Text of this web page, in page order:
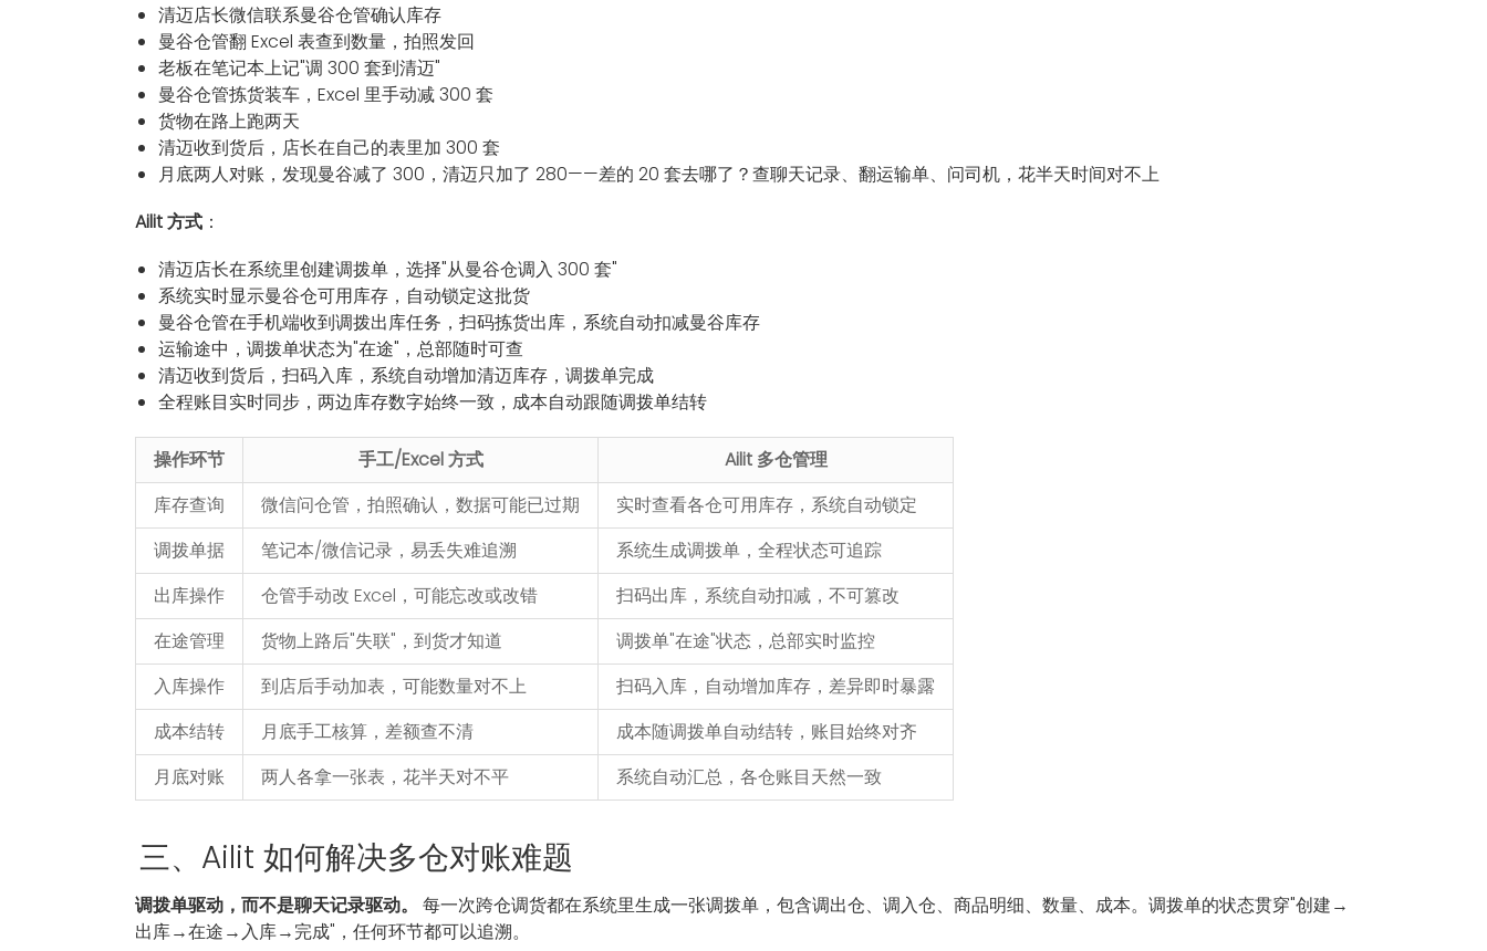
清迈店长微信联系曼谷仓管确认库存
曼谷仓管翻 Excel 表查到数量，拍照发回
老板在笔记本上记"调 300 套到清迈"
曼谷仓管拣货装车，Excel 里手动减 300 套
货物在路上跑两天
清迈收到货后，店长在自己的表里加 300 套
月底两人对账，发现曼谷减了 300，清迈只加了 280——差的 20 套去哪了？查聊天记录、翻运输单、问司机，花半天时间对不上
Ailit 方式 ：
清迈店长在系统里创建调拨单，选择"从曼谷仓调入 300 套"
系统实时显示曼谷仓可用库存，自动锁定这批货
曼谷仓管在手机端收到调拨出库任务，扫码拣货出库，系统自动扣减曼谷库存
运输途中，调拨单状态为"在途"，总部随时可查
清迈收到货后，扫码入库，系统自动增加清迈库存，调拨单完成
全程账目实时同步，两边库存数字始终一致，成本自动跟随调拨单结转
操作环节 手工/Excel 方式
Ailit 多仓管理
库存查询
微信问仓管，拍照确认，数据可能已过期
实时查看各仓可用库存，系统自动锁定
调拨单据
笔记本/微信记录，易丢失难追溯
系统生成调拨单，全程状态可追踪
出库操作
仓管手动改 Excel，可能忘改或改错
扫码出库，系统自动扣减，不可篡改
在途管理
货物上路后"失联"，到货才知道
调拨单"在途"状态，总部实时监控
入库操作
到店后手动加表，可能数量对不上
扫码入库，自动增加库存，差异即时暴露
成本结转
月底手工核算，差额查不清
成本随调拨单自动结转，账目始终对齐
月底对账
两人各拿一张表，花半天对不平 系统自动汇总，各仓账目天然一致
三、Ailit 如何解决多仓对账难题
调拨单驱动，而不是聊天记录驱动。
每一次跨仓调货都在系统里生成一张调拨单，包含调出仓、调入仓、商品明细、数量、成本。调拨单的状态贯穿"创建→
出库→在途→入库→完成"，任何环节都可以追溯。